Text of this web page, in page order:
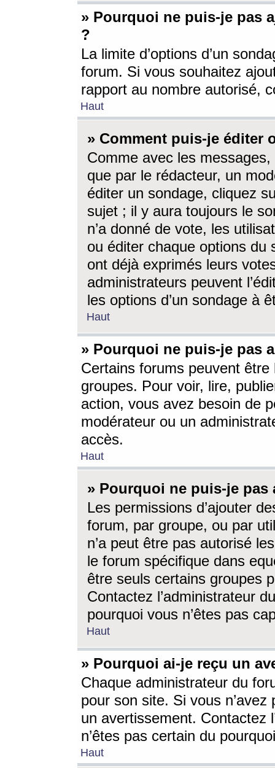
» Pourquoi ne puis-je pas
?
La limite d’options d’un
forum. Si vous souhaitez
rapport au nombre autorisé,
Haut
» Comment puis-je éditer
Comme avec les
que par le rédacteur, un
éditer un sondage, cliquez
sujet ; il y aura toujours le
n’a donné de vote, les
ou éditer chaque options du
ont déjà exprimés leurs
administrateurs peuvent
les options d’un sondage à
Haut
» Pourquoi ne puis-je pas
Certains forums peuvent être
groupes. Pour voir, lire,
action, vous avez besoin de
modérateur ou un
accès.
Haut
» Pourquoi ne puis-je
Les permissions d’ajouter
forum, par groupe, ou par
n’a peut être pas autorisé
le forum spécifique dans
être seuls certains groupes
Contactez l’administrateur
pourquoi vous n’êtes pas
Haut
» Pourquoi ai-je reçu un
Chaque administrateur du
pour son site. Si vous
un avertissement. Contactez
n’êtes pas certain du
Haut